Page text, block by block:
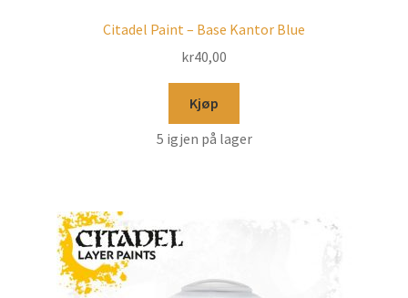
Citadel Paint – Base Kantor Blue
kr40,00
Kjøp
5 igjen på lager